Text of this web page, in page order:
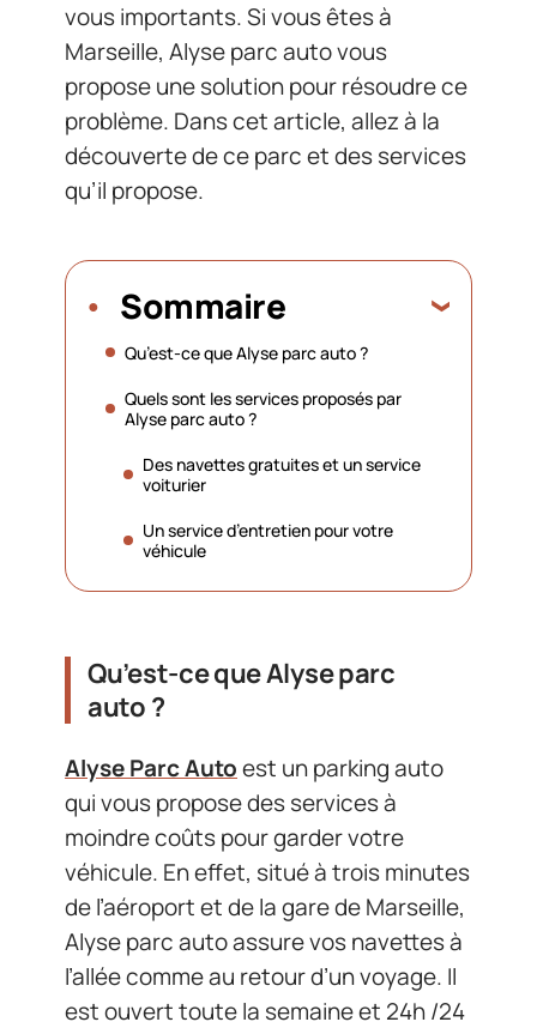
vous importants. Si vous êtes à
Marseille, Alyse parc auto vous
propose une solution pour résoudre ce
problème. Dans cet article, allez à la
découverte de ce parc et des services
qu’il propose.
Sommaire
Qu’est-ce que Alyse parc auto ?
Quels sont les services proposés par
Alyse parc auto ?
Des navettes gratuites et un service
voiturier
Un service d’entretien pour votre
véhicule
Qu’est-ce que Alyse parc
auto ?
Alyse Parc Autoest un parking auto
qui vous propose des services à
moindre coûts pour garder votre
véhicule. En effet, situé à trois minutes
de l’aéroport et de la gare de Marseille,
Alyse parc auto assure vos navettes à
l’allée comme au retour d’un voyage. Il
est ouvert toute la semaine et 24h /24